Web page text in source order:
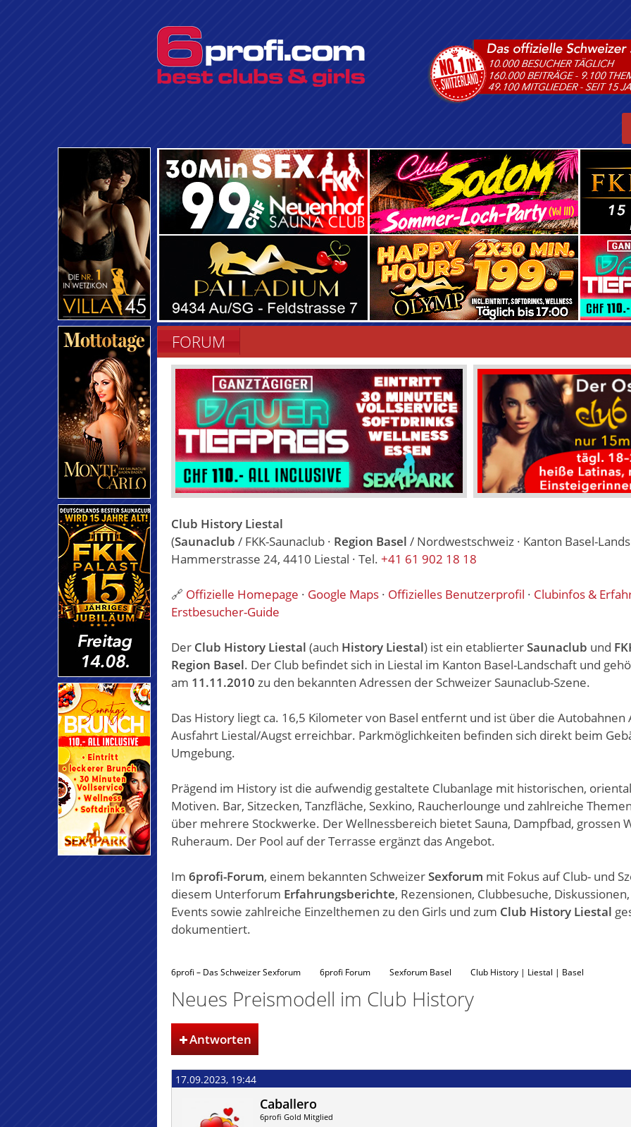
FORUM
Club History Liestal
(Saunaclub / FKK-Saunaclub · Region Basel / Nordwestschweiz · Kanton Basel-
Hammerstrasse 24, 4410 Liestal · Tel. +41 61 902 18 18
🔗 Offizielle Homepage · Google Maps· Offizielles Benutzerprofil · Clubinfos &
Erstbesucher-Guide
Der Club History Liestal (auch History Liestal) ist ein etablierterSaunaclub und
Region Basel. Der Club befindet sich in Liestal im Kanton Basel-Landschaft und
am 11.11.2010 zu den bekannten Adressen der Schweizer Saunaclub-Szene.
Das History liegt ca. 16,5 Kilometer von Basel entfernt und ist über die Autobahnen
Ausfahrt Liestal/Augst erreichbar. Parkmöglichkeiten befinden sich direkt beim
Umgebung.
Prägend im History ist die aufwendig gestaltete Clubanlage mit historischen,
Motiven. Bar, Sitzecken, Tanzfläche, Sexkino, Raucherlounge und zahlreiche
über mehrere Stockwerke. Der Wellnessbereich bietet Sauna, Dampfbad, grossen
Ruheraum. Der Pool auf der Terrasse ergänzt das Angebot.
Im 6profi-Forum, einem bekannten SchweizerSexforum mit Fokus auf Club- und
diesem Unterforum Erfahrungsberichte, Rezensionen, Clubbesuche,
Events sowie zahlreiche Einzelthemen zu den Girls und zum Club History Liestal
dokumentiert.
6profi – Das Schweizer Sexforum 6profi Forum Sexforum Basel Club History | Liestal | Basel
Neues Preismodell im Club History
Antworten
17.09.2023, 19:44
Caballero
6profi Gold Mitglied